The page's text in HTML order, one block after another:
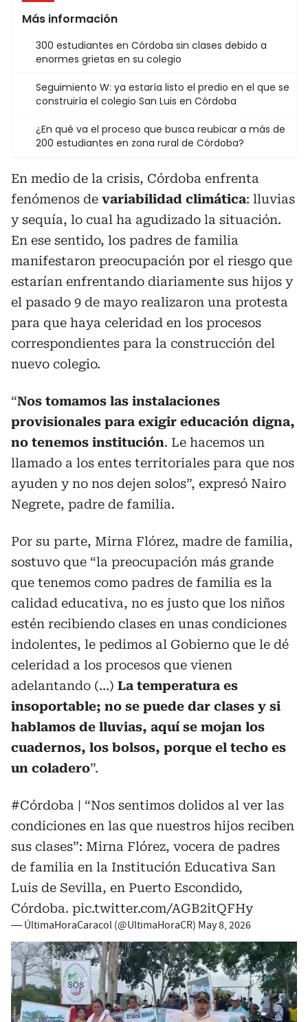
Más información
300 estudiantes en Córdoba sin clases debido a
enormes grietas en su colegio
Seguimiento W: ya estaría listo el predio en el que se
construiría el colegio San Luis en Córdoba
¿En qué va el proceso que busca reubicar a más de
200 estudiantes en zona rural de Córdoba?
En medio de la crisis, Córdoba enfrenta
fenómenos de variabilidad climática: lluvias
y sequía, lo cual ha agudizado la situación.
En ese sentido, los padres de familia
manifestaron preocupación por el riesgo que
estarían enfrentando diariamente sus hijos y
el pasado 9 de mayo realizaron una protesta
para que haya celeridad en los procesos
correspondientes para la construcción del
nuevo colegio.
“Nos tomamos las instalaciones
provisionales para exigir educación digna,
no tenemos institución. Le hacemos un
llamado a los entes territoriales para que nos
ayuden y no nos dejen solos”, expresó Nairo
Negrete, padre de familia.
Por su parte, Mirna Flórez, madre de familia,
sostuvo que “la preocupación más grande
que tenemos como padres de familia es la
calidad educativa, no es justo que los niños
estén recibiendo clases en unas condiciones
indolentes, le pedimos al Gobierno que le dé
celeridad a los procesos que vienen
adelantando (…) La temperatura es
insoportable; no se puede dar clases y si
hablamos de lluvias, aquí se mojan los
cuadernos, los bolsos, porque el techo es
un coladero”.
#Córdoba | “Nos sentimos dolidos al ver las
condiciones en las que nuestros hijos reciben
sus clases”: Mirna Flórez, vocera de padres
de familia en la Institución Educativa San
Luis de Sevilla, en Puerto Escondido,
Córdoba. pic.twitter.com/AGB2itQFHy
— ÚltimaHoraCaracol (@UltimaHoraCR) May 8, 2026